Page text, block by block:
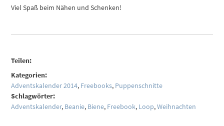
Viel Spaß beim Nähen und Schenken!
Teilen:
Kategorien:
Adventskalender 2014, Freebooks, Puppenschnitte
Schlagwörter:
Adventskalender, Beanie, Biene, Freebook, Loop,Weihnachten